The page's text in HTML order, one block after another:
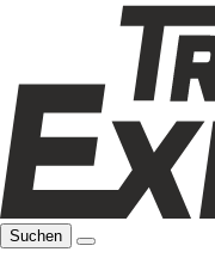
Suchen